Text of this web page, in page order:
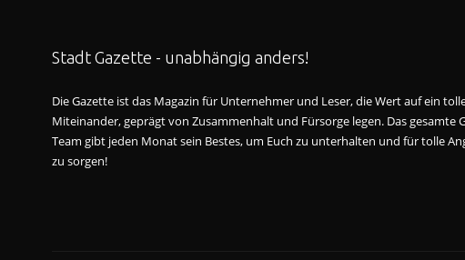
Stadt Gazette - unabhängig anders!
Die Gazette ist das Magazin für Unternehmer und Leser, die Wert auf ein
Miteinander, geprägt von Zusammenhalt und Fürsorge legen. Das gesamte
Team gibt jeden Monat sein Bestes, um Euch zu unterhalten und für tolle
zu sorgen!